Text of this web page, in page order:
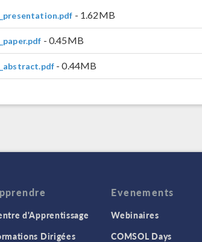
- 1.62MB
- 0.45MB
- 0.44MB
d'Apprentissage
Dirigées
Evenements
Webinaires
COMSOL Days